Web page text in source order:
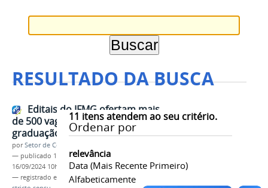
RESULTADO DA BUSCA
11 itens atendem ao seu critério.
Ordenar por
relevância
Data (mais Recente Primeiro)
Alfabeticamente
Editais do IFMG ofertam mais
de 500 vagas em cursos de pós-
graduação lato e stricto sensu
porSetor de Comunicação
— publicado 13/09/2024—última modificação
16/09/2024 10h06
— registrado em:
pós-graduação,lato sensu